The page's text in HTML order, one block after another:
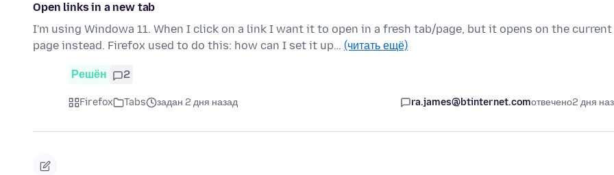
Open links in a new tab
I'm using Windowa 11. When I click on a link I want it to open in a fresh tab/page, but it opens on the current
page instead. Firefox used to do this: how can I set it up… (читать ещё)
Решён 2
Firefox Tabs задан 2 дня назад ra.james@btinternet.comотвечено2 дня